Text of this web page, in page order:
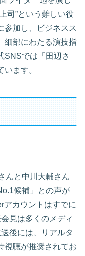
司”という難しい役
参加し、ビジネスス
細部にわたる演技指
SNSでは「田辺さ
ます。
んと中川大輔さん
候補」との声が
アカウントはすでに
見は多くのメディ
後には、リアルタ
視聴が推奨されてお